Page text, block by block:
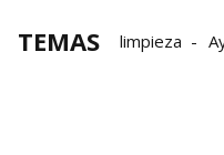
TEMAS limpieza